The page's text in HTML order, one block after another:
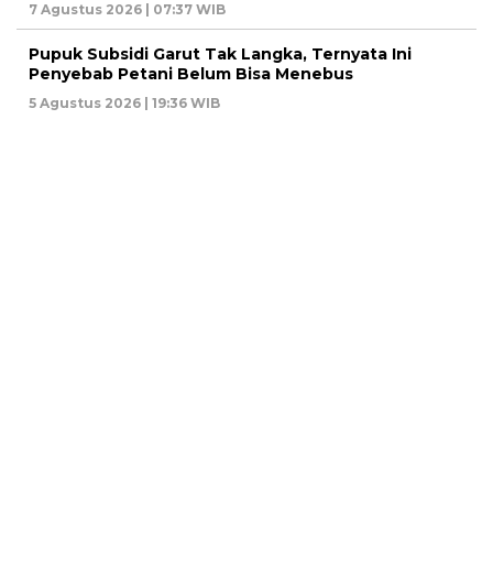
7 Agustus 2026 | 07:37 WIB
Pupuk Subsidi Garut Tak Langka, Ternyata Ini
Penyebab Petani Belum Bisa Menebus
5 Agustus 2026 | 19:36 WIB